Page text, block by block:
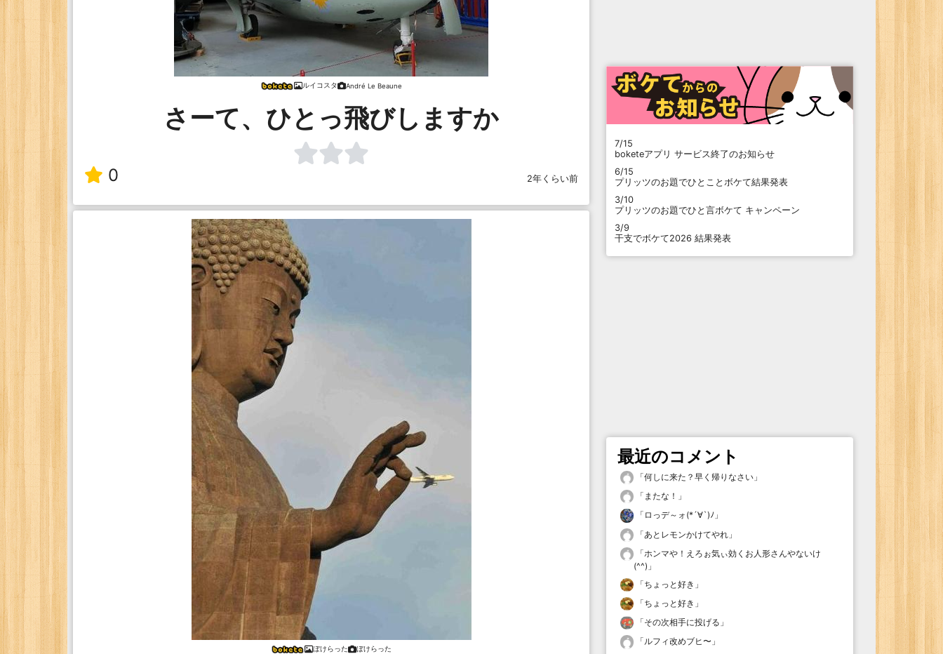
ルイコスタ André Le Beaune
さーて、ひとっ飛びしますか
0 2年くらい前
ぼけらった ぼけらった
7/15
boketeアプリ サービス終了のお知らせ
6/15
プリッツのお題でひとことボケて結果発表
3/10
プリッツのお題でひと言ボケて キャンペーン
3/9
干支でボケて2026 結果発表
最近のコメント
「何しに来た？早く帰りなさい 」
「 またな！ 」
「 ロっデ～ォ(*´∀`)ﾉ 」
「あとレモンかけてやれ 」
「ホンマや！えろぉ気ぃ効くお人形さんやないけ
(^^) 」
「ちょっと好き 」
「ちょっと好き 」
「その次相手に投げる 」
「ルフィ改めブヒ〜 」